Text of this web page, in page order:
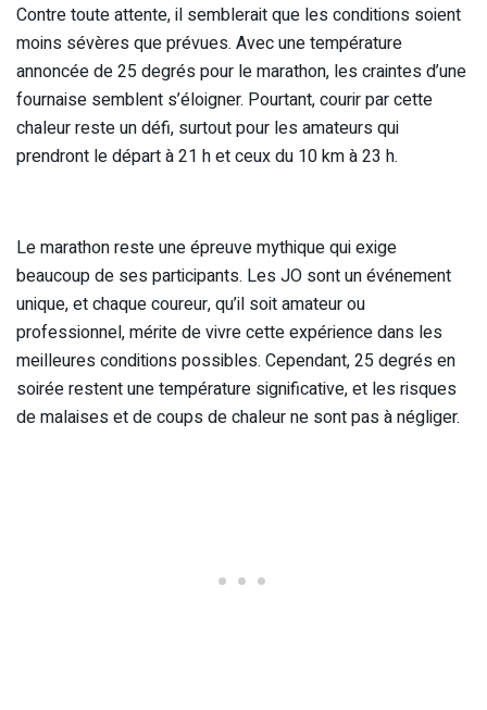
Contre toute attente, il semblerait que les conditions soient
moins sévères que prévues. Avec une température
annoncée de 25 degrés pour le marathon, les craintes d’une
fournaise semblent s’éloigner. Pourtant, courir par cette
chaleur reste un défi, surtout pour les amateurs qui
prendront le départ à 21 h et ceux du 10 km à 23 h.
Le marathon reste une épreuve mythique qui exige
beaucoup de ses participants. Les JO sont un événement
unique, et chaque coureur, qu’il soit amateur ou
professionnel, mérite de vivre cette expérience dans les
meilleures conditions possibles. Cependant, 25 degrés en
soirée restent une température significative, et les risques
de malaises et de coups de chaleur ne sont pas à négliger.